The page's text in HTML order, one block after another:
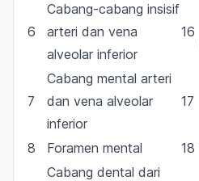
6
Cabang-cabang insisif
arteri dan vena
alveolar inferior
16
7
Cabang mental arteri
dan vena alveolar
inferior
17
8 Foramen mental 18
Cabang dental dari